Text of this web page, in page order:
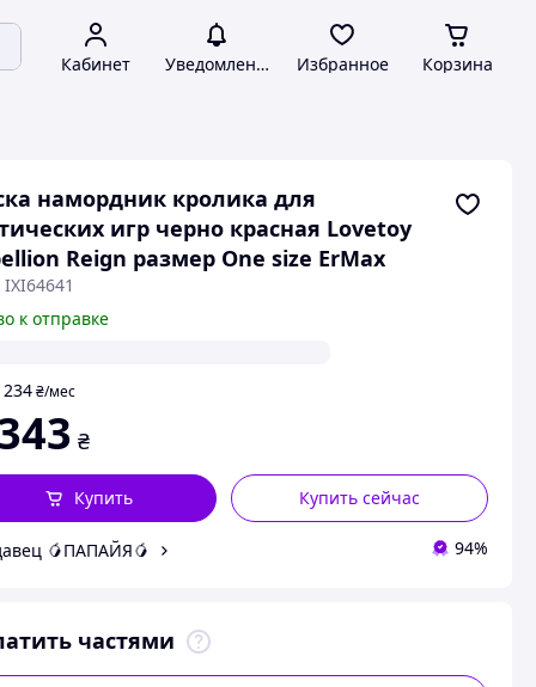
Кабинет Уведомления Избранное Корзина
намордник кролика для
игр черно красная Lovetoy
Reign размер One size ErMax
к отправке
234 ₴/мес
₴
Купить сейчас
Купить
🥭ПАПАЙЯ🥭 94%
частями